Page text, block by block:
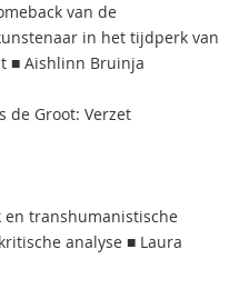
van de
in het tijdperk van
■ Aishlinn Bruinja
de Groot: Verzet
en transhumanistische
analyse ■ Laura